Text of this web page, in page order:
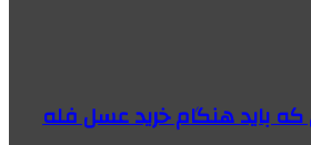
باید هنگام خرید عسل فله